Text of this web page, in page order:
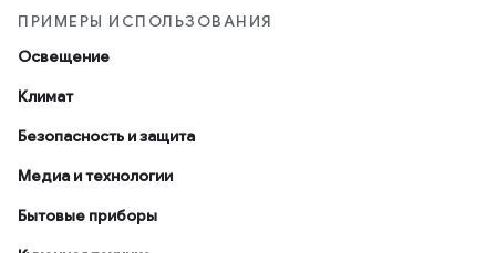
ПРИМЕРЫ ИСПОЛЬЗОВАНИЯ
Освещение
Климат
Безопасность и защита
Медиа и технологии
Бытовые приборы